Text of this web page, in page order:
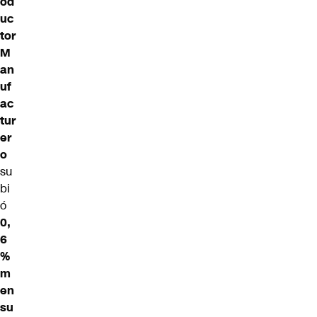
uc
tor
M
an
uf
ac
tur
er
o
su
bi
ó
0,
6
%
m
en
su